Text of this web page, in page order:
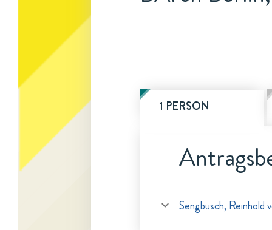
1 PERSON
Sengbusch, Reinhold